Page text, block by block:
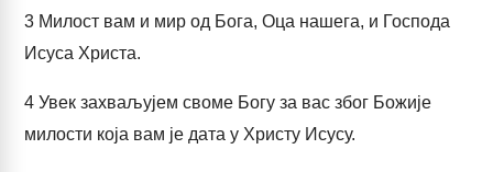
3 Милост вам и мир од Бога, Оца нашега, и Господа
Исуса Христа.
4 Увек захваљујем своме Богу за вас због Божије
милости која вам је дата у Христу Исусу.